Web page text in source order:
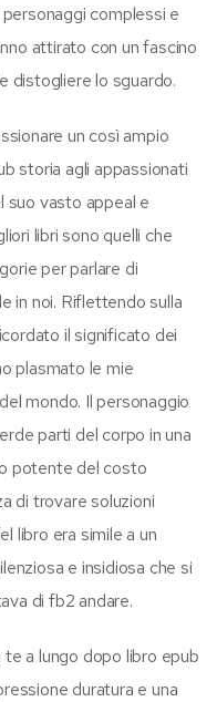
complessi e
attirato con un fascino
distogliere lo sguardo.
un così ampio
storia agli appassionati
suo vasto appeal e
libri sono quelli che
per parlare di
in noi. Riflettendo sulla
il significato dei
plasmato le mie
mondo. Il personaggio
parti del corpo in una
potente del costo
di trovare soluzioni
libro era simile a un
e insidiosa che si
di fb2 andare.
te a lungo dopo libro epub
duratura e una